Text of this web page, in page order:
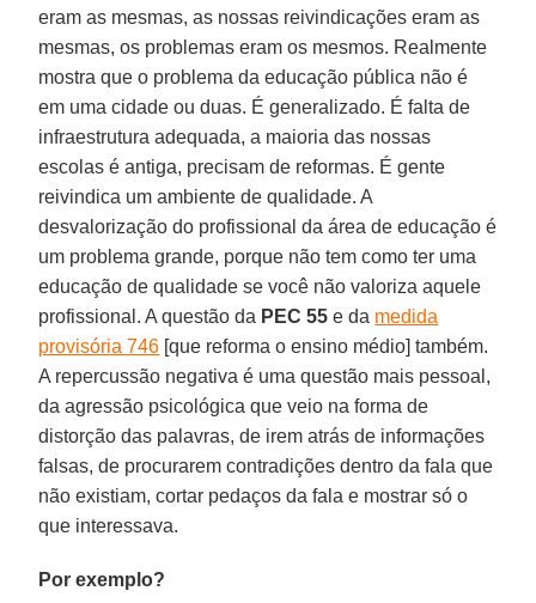
eram as mesmas, as nossas reivindicações eram as
mesmas, os problemas eram os mesmos. Realmente
mostra que o problema da educação pública não é
em uma cidade ou duas. É generalizado. É falta de
infraestrutura adequada, a maioria das nossas
escolas é antiga, precisam de reformas. É gente
reivindica um ambiente de qualidade. A
desvalorização do profissional da área de educação é
um problema grande, porque não tem como ter uma
educação de qualidade se você não valoriza aquele
profissional. A questão da PEC 55 e da medida
provisória 746 [que reforma o ensino médio] também.
A repercussão negativa é uma questão mais pessoal,
da agressão psicológica que veio na forma de
distorção das palavras, de irem atrás de informações
falsas, de procurarem contradições dentro da fala que
não existiam, cortar pedaços da fala e mostrar só o
que interessava.
Por exemplo?